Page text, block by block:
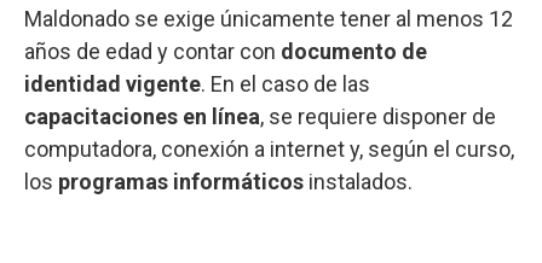
Maldonado se exige únicamente tener al menos 12
años de edad y contar con documento de
identidad vigente. En el caso de las
capacitaciones en línea, se requiere disponer de
computadora, conexión a internet y, según el curso,
los programas informáticos instalados.